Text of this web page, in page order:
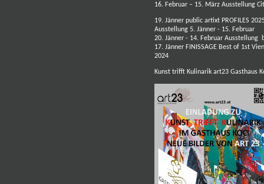
16. Februar – 15. März Ausstellung
19. Jänner public artixt PROFILES
Ausstellung 5. Jänner - 15. Februar
20. Jänner - 14. Februar Ausstellung
17. Jänner FINISSAGE Best of 1st
2024
Kunst trifft Kulinarik art23 Gasthaus